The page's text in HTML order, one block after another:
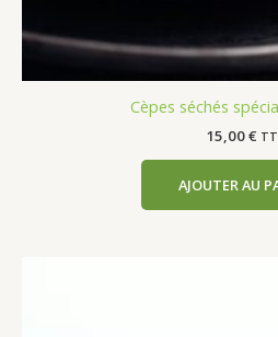
Cèpes séchés
15,00€
AJOUTER AU